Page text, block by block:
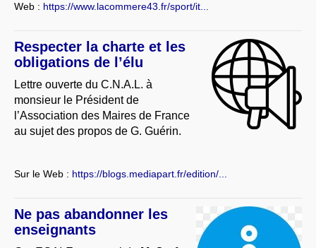
Web : https://www.lacommere43.fr/sport/it...
Respecter la charte et les
obligations de l’élu
Lettre ouverte du C.N.A.L. à
monsieur le Président de
l’Association des Maires de France
au sujet des propos de G. Guérin.
Sur le Web : https://blogs.mediapart.fr/edition/...
Ne pas abandonner les
enseignants